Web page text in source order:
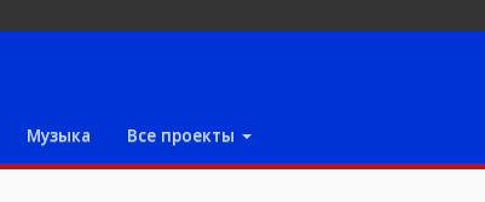
Музыка Все проекты